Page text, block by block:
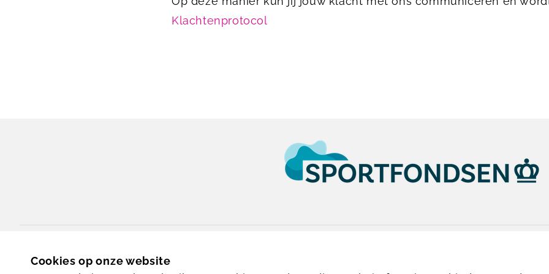
Klachtenprotocol
Bennebroekerweg 800
Cookies op onze website